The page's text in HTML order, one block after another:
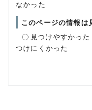
なかった
このページの情報は
見つけやすかった
つけにくかった